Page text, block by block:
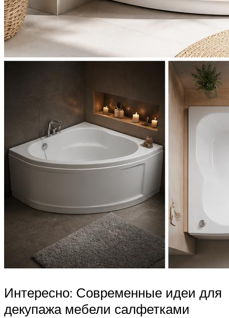
Интересно: Современные идеи для
декупажа мебели салфетками